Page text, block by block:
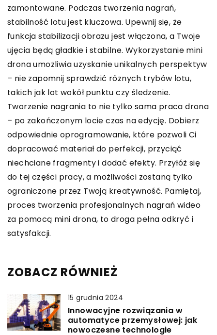
zamontowane. Podczas tworzenia nagrań,
stabilność lotu jest kluczowa. Upewnij się, że
funkcja stabilizacji obrazu jest włączona, a Twoje
ujęcia będą gładkie i stabilne. Wykorzystanie mini
drona umożliwia uzyskanie unikalnych perspektyw
– nie zapomnij sprawdzić różnych trybów lotu,
takich jak lot wokół punktu czy śledzenie.
Tworzenie nagrania to nie tylko sama praca drona
– po zakończonym locie czas na edycję. Dobierz
odpowiednie oprogramowanie, które pozwoli Ci
dopracować materiał do perfekcji, przyciąć
niechciane fragmenty i dodać efekty. Przyłóż się
do tej części pracy, a możliwości zostaną tylko
ograniczone przez Twoją kreatywność. Pamiętaj,
proces tworzenia profesjonalnych nagrań wideo
za pomocą mini drona, to droga pełna odkryć i
satysfakcji.
ZOBACZ RÓWNIEŻ
15 grudnia 2024
Innowacyjne rozwiązania w
automatyce przemysłowej: jak
nowoczesne technologie